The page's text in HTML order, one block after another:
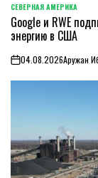
ОПУБЛИКОВАНО
В
СЕВЕРНАЯ АМЕРИКА
Google и RWE
энергию в США
on04.08.2026Аружан